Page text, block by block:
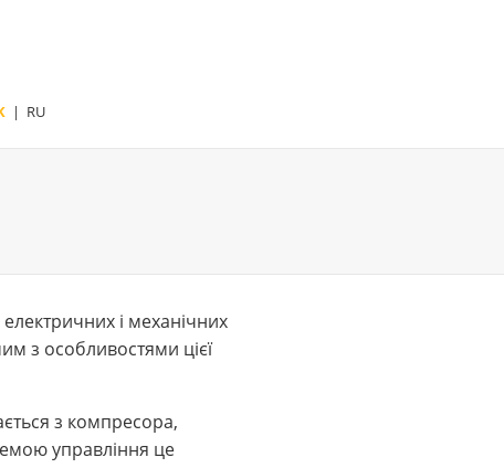
| RU
і механічних
з особливостями цієї
з компресора,
управління це